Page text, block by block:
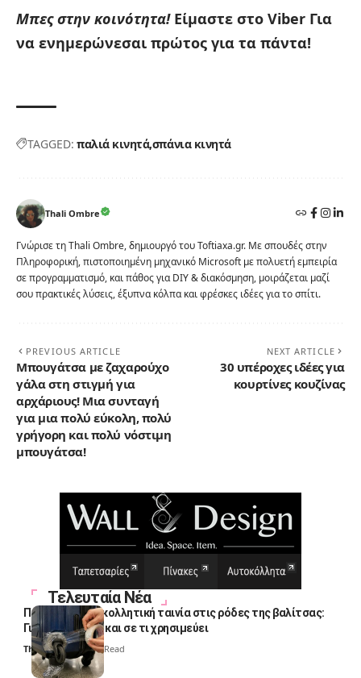
Μπες στην κοινότητα! Είμαστε στο Viber Για
να ενημερώνεσαι πρώτος για τα πάντα!
TAGGED: παλιά κινητάσπάνια κινητά
Thali Ombre
Γνώρισε τη Thali Ombre, δημιουργό του Toftiaxa.gr. Με σπουδές στην
Πληροφορική, πιστοποιημένη μηχανικό Microsoft με πολυετή εμπειρία
σε προγραμματισμό, και πάθος για DIY & διακόσμηση, μοιράζεται μαζί
σου πρακτικές λύσεις, έξυπνα κόλπα και φρέσκες ιδέες για το σπίτι.
PREVIOUS ARTICLE
Μπουγάτσα με ζαχαρούχο
γάλα στη στιγμή για
αρχάριους! Μια συνταγή
για μια πολύ εύκολη, πολύ
γρήγορη και πολύ νόστιμη
μπουγάτσα!
NEXT ARTICLE
30 υπέροχες ιδέες για
κουρτίνες κουζίνας
Τελευταία Νέα
Πολλοί βάζουν κολλητική ταινία στις ρόδες της βαλίτσας:
Γιατί το κάνουν και σε τι χρησιμεύει
Thali Ombre4 Min Read